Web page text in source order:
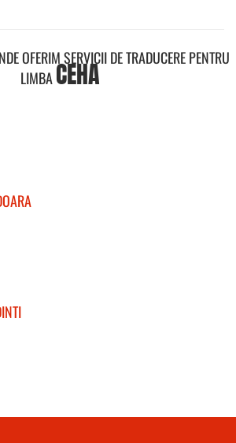
OFERIM SERVICII DE TRADUCERE PENTRU
LIMBACEHA